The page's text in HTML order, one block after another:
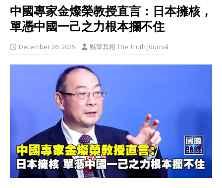
中國專家金燦榮教授直言：日本擁核，
單憑中國一己之力根本攔不住
December 26, 2025 點擊真相 The Truth Journal